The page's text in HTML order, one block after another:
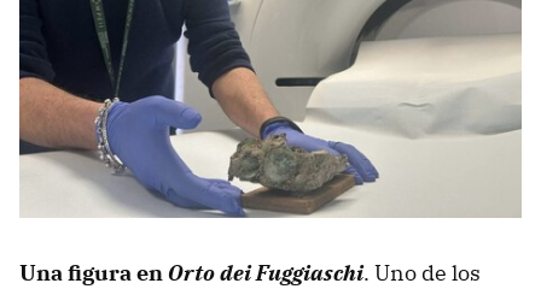
Una figura enOrto dei Fuggiaschi. Uno de los